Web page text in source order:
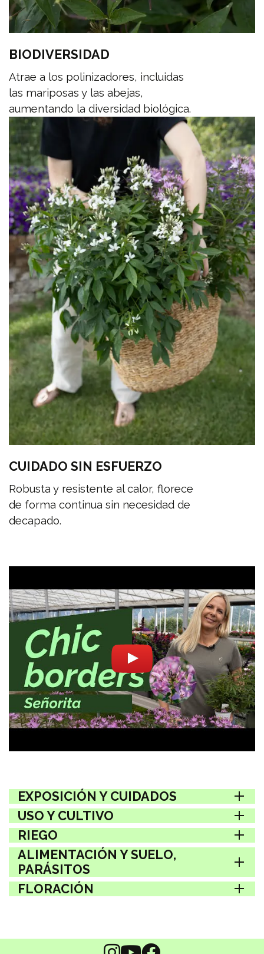
BIODIVERSIDAD
Atrae a los polinizadores, incluidas
las mariposas y las abejas,
aumentando la diversidad biológica.
CUIDADO SIN ESFUERZO
Robusta y resistente al calor, florece
de forma continua sin necesidad de
decapado.
EXPOSICIÓN Y CUIDADOS
USO Y CULTIVO
RIEGO
ALIMENTACIÓN Y SUELO,
PARÁSITOS
FLORACIÓN